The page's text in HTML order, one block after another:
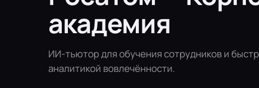
академия
ИИ-тьютор для обучения сотрудников и
аналитикой вовлечённости.